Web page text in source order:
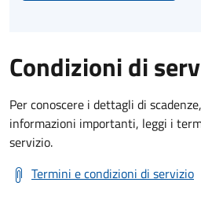
Condizioni di
Per conoscere i dettagli di
informazioni importanti, leggi i
servizio.
Termini e condizioni di servizio